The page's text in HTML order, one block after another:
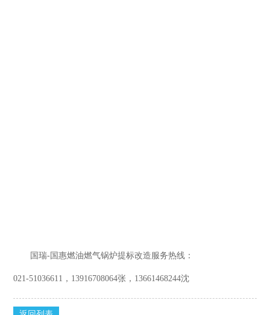
国瑞-国惠燃油燃气锅炉提标改造服务热线：
021-51036611，13916708064张，13661468244沈